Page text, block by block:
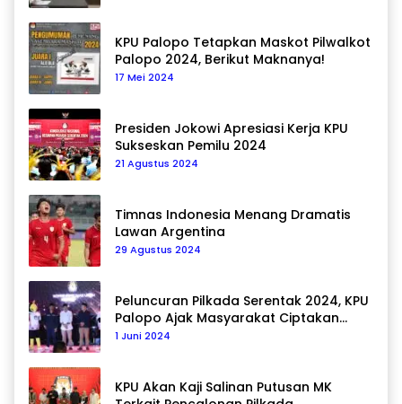
KPU Palopo Tetapkan Maskot Pilwalkot
Palopo 2024, Berikut Maknanya!
17 Mei 2024
Presiden Jokowi Apresiasi Kerja KPU
Sukseskan Pemilu 2024
21 Agustus 2024
Timnas Indonesia Menang Dramatis
Lawan Argentina
29 Agustus 2024
Peluncuran Pilkada Serentak 2024, KPU
Palopo Ajak Masyarakat Ciptakan
Pilkada Damai
1 Juni 2024
KPU Akan Kaji Salinan Putusan MK